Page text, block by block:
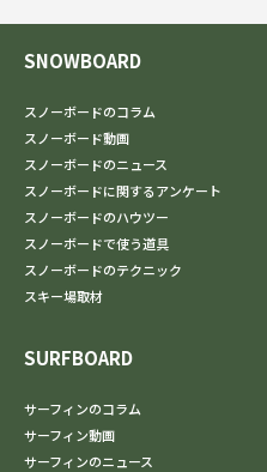
SNOWBOARD
スノーボードのコラム
スノーボード動画
スノーボードのニュース
スノーボードに関するアンケート
スノーボードのハウツー
スノーボードで使う道具
スノーボードのテクニック
スキー場取材
SURFBOARD
サーフィンのコラム
サーフィン動画
サーフィンのニュース